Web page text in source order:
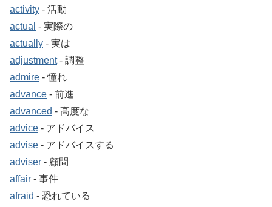
activity ‐ 活動
actual ‐ 実際の
actually ‐ 実は
adjustment‐ 調整
admire ‐ 憧れ
advance ‐ 前進
advanced ‐ 高度な
advice ‐ アドバイス
advise ‐ アドバイスする
adviser ‐ 顧問
affair ‐ 事件
afraid ‐ 恐れている